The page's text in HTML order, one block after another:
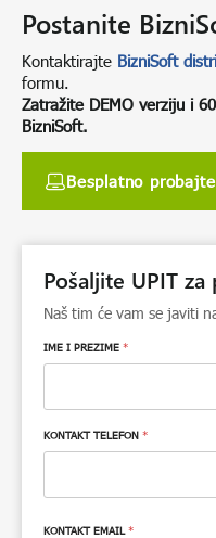
Postanite
Kontaktirajte BizniSoft
formu.
Zatražite DEMO verziju i
BizniSoft.
Besplatno
Pošaljite UPIT
Naš tim će vam se javiti
IME I PREZIME *
KONTAKT TELEFON *
KONTAKT EMAIL*